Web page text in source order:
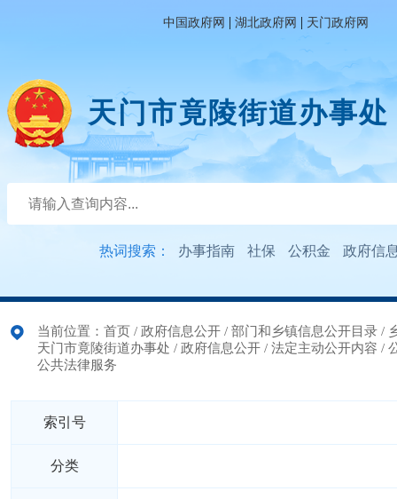
中国政府网 | 湖北政府网 | 天门政府网
天门市竟陵街道办事处
热词搜索： 办事指南 社保 公积金 政府信
当前位置： 首页 / 政府信息公开 / 部门和乡镇信息公开目录 /
天门市竟陵街道办事处 / 政府信息公开 / 法定主动公开内容 /
公共法律服务
索引号
分类